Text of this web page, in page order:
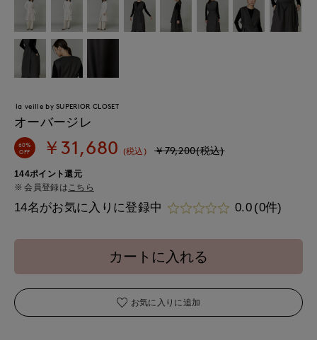
la veille by SUPERIOR CLOSET
オーバージレ
60%
OFF
￥31,680 (税込) ￥79,200(税込)
144ポイント還元
会員登録は こちら
14名がお気に入りに登録中 0.0 (0件)
カートに入れる
お気に入りに追加